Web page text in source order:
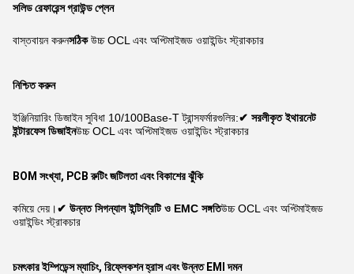
সলিড রেফারেন্স গ্রাউন্ড প্লেন
বাস্তবায়ন করুনসঠিকউচ্চ OCL এবং অপ্টিমাইজড ওয়াইন্ডিং স্ট্রাকচার
নিশ্চিত করুন
ইঞ্জিনিয়ারিং ডিজাইন সুবিধা 10/100Base-T ট্রান্সফর্মারগুলির:✔ সরলীকৃত ইথারনেট
ইন্টারফেস ডিজাইনউচ্চ OCL এবং অপ্টিমাইজড ওয়াইন্ডিং স্ট্রাকচার
BOM সংখ্যা, PCB রুটিং জটিলতা এবং বিকাশের ঝুঁকি
কমিয়ে দেয়।✔ উন্নত সিগন্যাল ইন্টিগ্রিটি ও EMC সঙ্গতিউচ্চ OCL এবং অপ্টিমাইজড
ওয়াইন্ডিং স্ট্রাকচার
চমৎকার ইম্পিডেন্স ম্যাচিং, রিফ্লেকশন হ্রাস এবং উন্নত EMI দমন